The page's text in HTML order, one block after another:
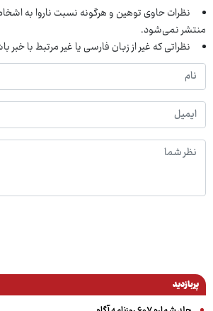
نظرات حاوی توهین و هرگونه نسبت ناروا به
منتشر نمی‌شود.
نظراتی که غیر از زبان فارسی یا غیر مرتبط با
پربازدید